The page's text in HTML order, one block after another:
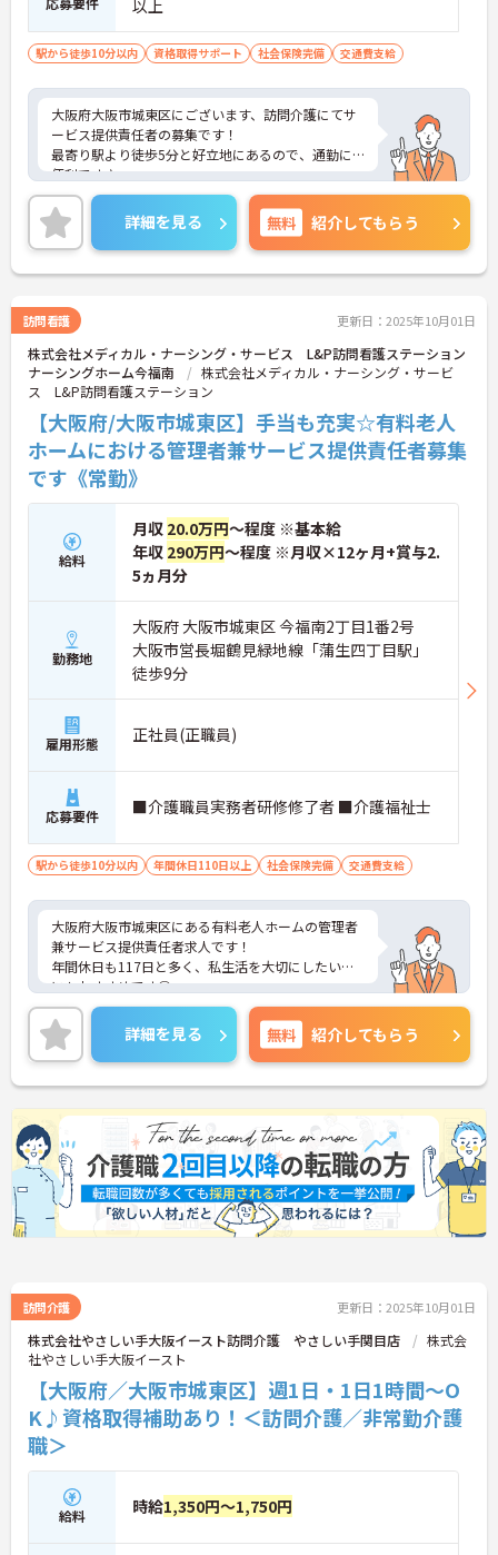
以上
駅から徒歩10分以内 資格取得サポート 社会保険完備 交通費支給
大阪府大阪市城東区にございます、訪問介護にてサ
ービス提供責任者の募集です！
最寄り駅より徒歩5分と好立地にあるので、通勤に
便利です♪
賞与・昇給あり！頑張りをしっかりと評価している
ので、モチベーションを保ちやすい環境です◎
ご興味のある方は、マイナビ介護職までお問い合わ
せください。
詳細を見る 無料 紹介してもらう
訪問看護 更新日：2025年10月01日
株式会社メディカル・ナーシング・サービス L&P訪問看護ステーション
ナーシングホーム今福南
株式会社メディカル・ナーシング・サービ
ス L&P訪問看護ステーション
【大阪府/大阪市城東区】手当も充実☆有料老人
ホームにおける管理者兼サービス提供責任者募集
です《常勤》
給料
月収 20.0万円～程度 ※基本給
年収 290万円～程度 ※月収×12ヶ月+賞与2.
5ヵ月分
勤務地
大阪府 大阪市城東区 今福南2丁目1番2号
大阪市営長堀鶴見緑地線「蒲生四丁目駅」
徒歩9分
雇用形態 正社員(正職員)
応募要件 ■介護職員実務者研修修了者 ■介護福祉士
駅から徒歩10分以内 年間休日110日以上 社会保険完備 交通費支給
大阪府大阪市城東区にある有料老人ホームの管理者
兼サービス提供責任者求人です！
年間休日も117日と多く、私生活を大切にしたい方
にもおすすめです◎
ご興味ある方には、面接対策ポイントなど、詳細を
お話しいたしますのでお気軽にご相談ください。
詳細を見る 無料 紹介してもらう
訪問介護 更新日：2025年10月01日
株式会社やさしい手大阪イースト訪問介護 やさしい手関目店
株式会
社やさしい手大阪イースト
【大阪府／大阪市城東区】週1日・1日1時間～O
K♪資格取得補助あり！＜訪問介護／非常勤介護
職＞
給料 時給1,350円～1,750円